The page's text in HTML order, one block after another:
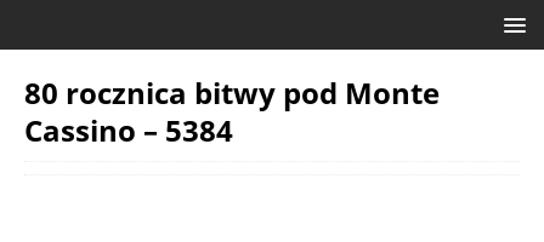
80 rocznica bitwy pod Monte
Cassino – 5384